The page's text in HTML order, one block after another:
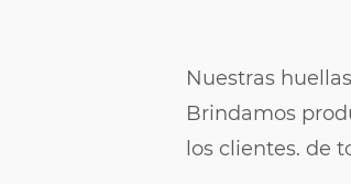
Nuestras
Brindamos
los clientes. de